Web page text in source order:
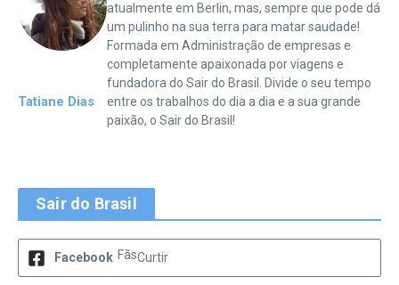
Tatiane Dias
atualmente em Berlin, mas, sempre que pode dá
um pulinho na sua terra para matar saudade!
Formada em Administração de empresas e
completamente apaixonada por viagens e
fundadora do Sair do Brasil. Divide o seu tempo
entre os trabalhos do dia a dia e a sua grande
paixão, o Sair do Brasil!
Sair do Brasil
Facebook FãsCurtir